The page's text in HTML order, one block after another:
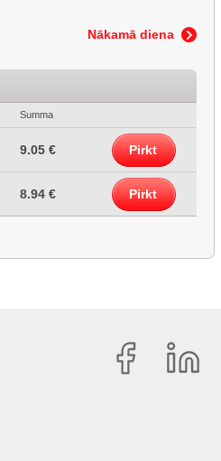
Nākamā diena
Summa
9.05 € Pirkt
8.94 € Pirkt